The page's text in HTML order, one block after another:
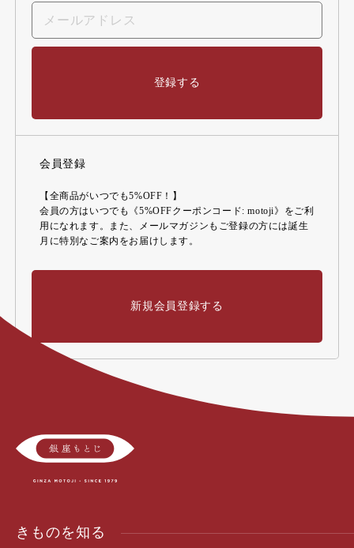
登録する
会員登録
【全商品がいつでも5%OFF！】
会員の方はいつでも《5%OFFクーポンコード: motoji》をご利
用になれます。また、メールマガジンもご登録の方には誕生
月に特別なご案内をお届けします。
新規会員登録する
きものを知る